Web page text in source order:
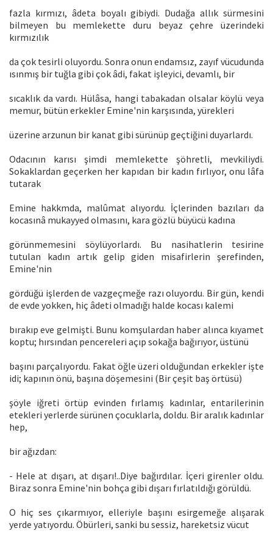
fazla kırmızı, âdeta boyalı gibiydi. Dudağa allık sürmesini
bilmeyen bu memlekette duru beyaz çehre üzerindeki
kırmızılık
da çok tesirli oluyordu. Sonra onun endamsız, zayıf vücudunda
ısınmış bir tuğla gibi çok âdi, fakat işleyici, devamlı, bir
sıcaklık da vardı. Hülâsa, hangi tabakadan olsalar köylü veya
memur, bütün erkekler Emine'nin karşısında, yürekleri
üzerine arzunun bir kanat gibi sürünüp geçtiğini duyarlardı.
Odacının karısı şimdi memlekette şöhretli, mevkiliydi.
Sokaklardan geçerken her kapıdan bir kadın fırlıyor, onu lâfa
tutarak
Emine hakkmda, malûmat alıyordu. İçlerinden bazıları da
kocasınâ mukayyed olmasını, kara gözlü büyücü kadına
görünmemesini söylüyorlardı. Bu nasihatlerin tesirine
tutulan kadın artık gelip giden misafirlerin şerefinden,
Emine'nin
gördüğü işlerden de vazgeçmeğe razı oluyordu. Bir gün, kendi
de evde yokken, hiç âdeti olmadığı halde kocası kalemi
bırakıp eve gelmişti. Bunu komşulardan haber alınca kıyamet
koptu; hırsından pencereleri açıp sokağa bağırıyor, üstünü
başını parçalıyordu. Fakat öğle üzeri olduğundan erkekler işte
idi; kapının önü, başına döşemesini (Bir çeşit baş örtüsü)
şöyle iğreti örtüp evinden fırlamış kadınlar, entarilerinin
etekleri yerlerde sürünen çocuklarla, doldu. Bir aralık kadınlar
hep,
bir ağızdan:
- Hele at dışarı, at dışarı!..Diye bağırdılar. İçeri girenler oldu.
Biraz sonra Emine'nin bohça gibi dışarı fırlatıldığı görüldü.
O hiç ses çıkarmıyor, elleriyle başını esirgemeğe alışarak
yerde yatıyordu. Öbürleri, sanki bu sessiz, hareketsiz vücut